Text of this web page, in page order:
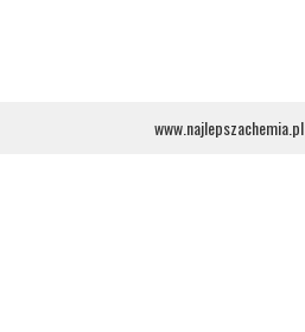
www.najlepszachemia.pl